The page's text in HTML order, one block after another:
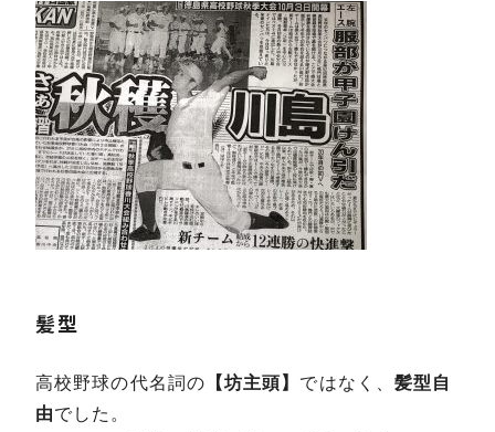
髪型
高校野球の代名詞の 【坊主頭】 ではなく、 髪型自
由でした。